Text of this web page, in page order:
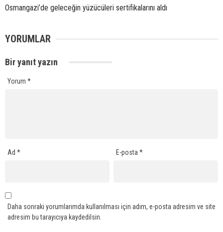
Osmangazi’de geleceğin yüzücüleri sertifikalarını aldı
YORUMLAR
Bir yanıt yazın
Yorum *
Ad * E-posta*
Daha sonraki yorumlarımda kullanılması için adım, e-posta adresim ve site
adresim bu tarayıcıya kaydedilsin.